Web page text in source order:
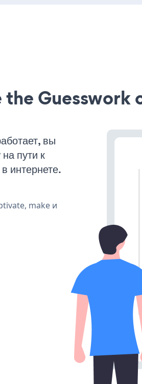
the Guesswork
вы
пути к
интернете.
make и